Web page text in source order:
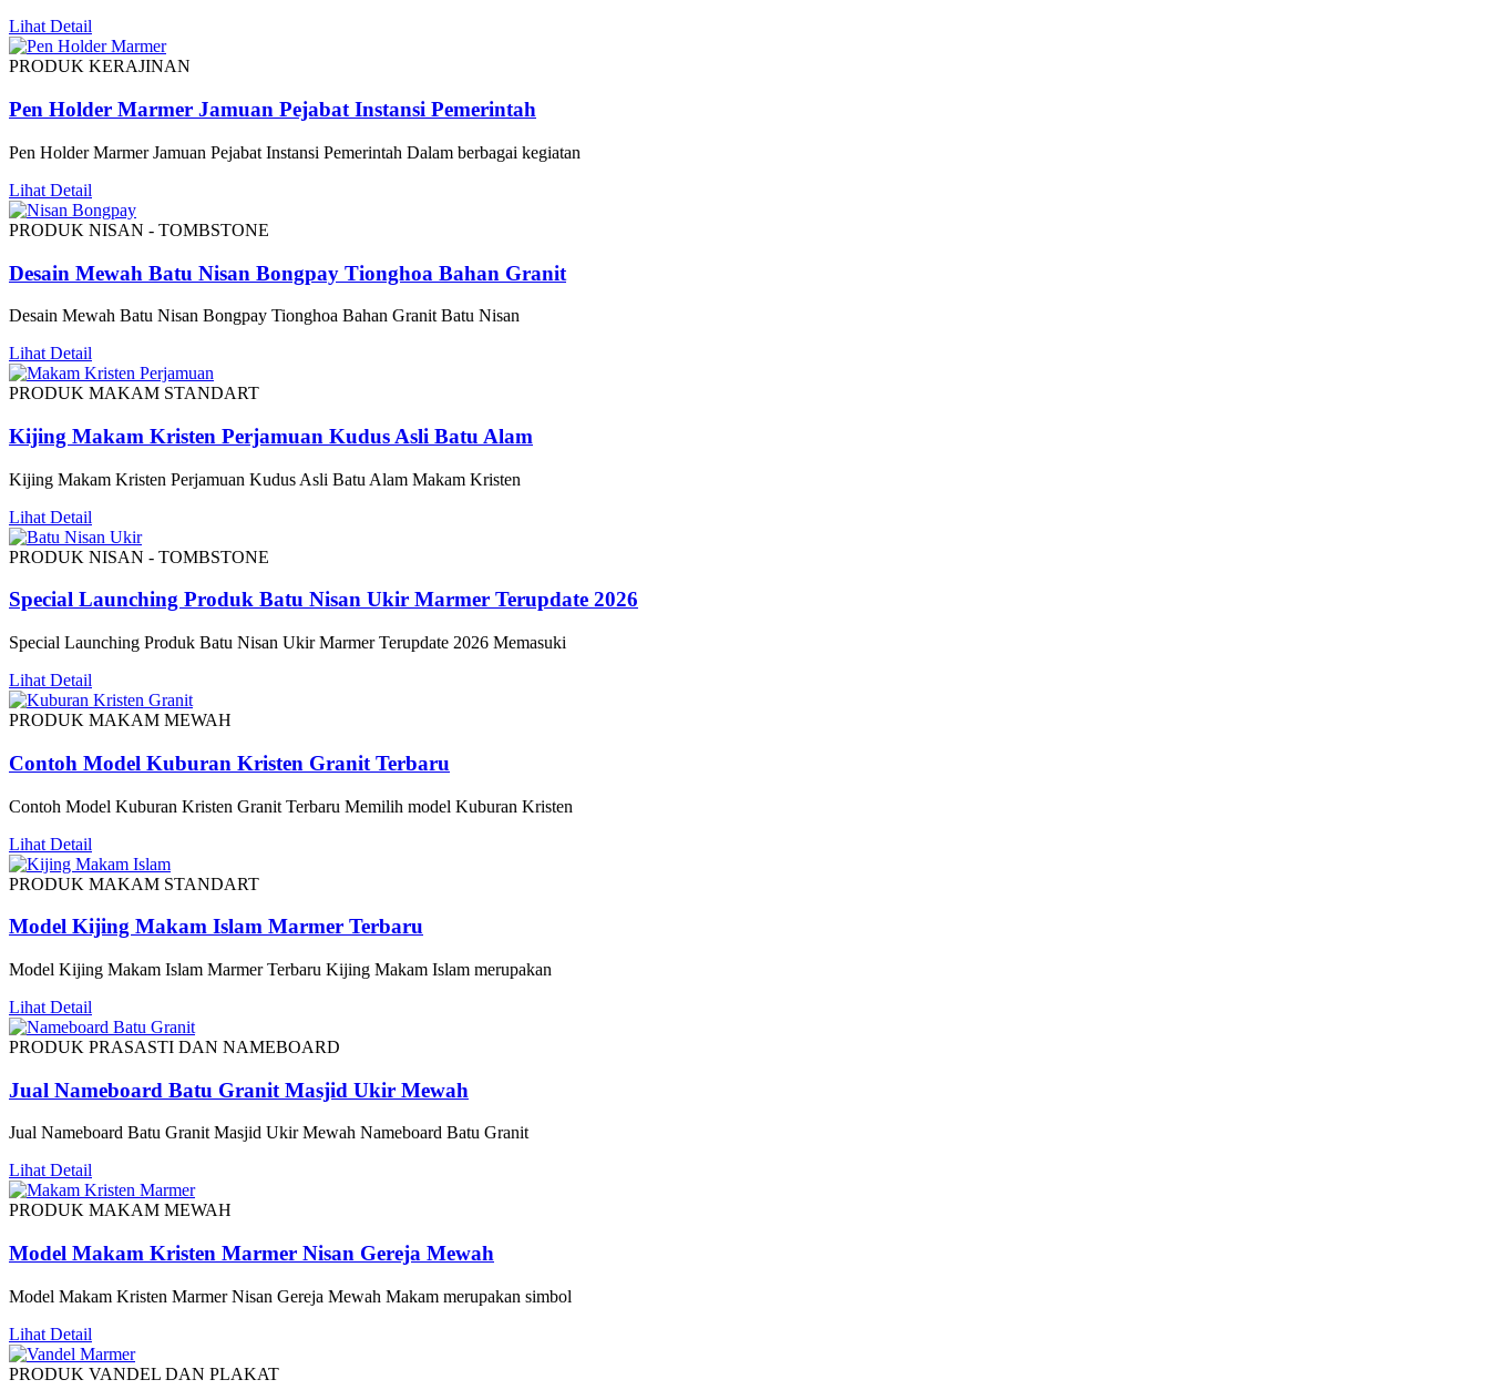
Lihat Detail
PRODUK KERAJINAN
Pen Holder Marmer Jamuan Pejabat Instansi Pemerintah
Pen Holder Marmer Jamuan Pejabat Instansi Pemerintah Dalam berbagai kegiatan
Lihat Detail
PRODUK NISAN - TOMBSTONE
Desain Mewah Batu Nisan Bongpay Tionghoa Bahan Granit
Desain Mewah Batu Nisan Bongpay Tionghoa Bahan Granit Batu Nisan
Lihat Detail
PRODUK MAKAM STANDART
Kijing Makam Kristen Perjamuan Kudus Asli Batu Alam
Kijing Makam Kristen Perjamuan Kudus Asli Batu Alam Makam Kristen
Lihat Detail
PRODUK NISAN - TOMBSTONE
Special Launching Produk Batu Nisan Ukir Marmer Terupdate 2026
Special Launching Produk Batu Nisan Ukir Marmer Terupdate 2026 Memasuki
Lihat Detail
PRODUK MAKAM MEWAH
Contoh Model Kuburan Kristen Granit Terbaru
Contoh Model Kuburan Kristen Granit Terbaru Memilih model Kuburan Kristen
Lihat Detail
PRODUK MAKAM STANDART
Model Kijing Makam Islam Marmer Terbaru
Model Kijing Makam Islam Marmer Terbaru Kijing Makam Islam merupakan
Lihat Detail
PRODUK PRASASTI DAN NAMEBOARD
Jual Nameboard Batu Granit Masjid Ukir Mewah
Jual Nameboard Batu Granit Masjid Ukir Mewah Nameboard Batu Granit
Lihat Detail
PRODUK MAKAM MEWAH
Model Makam Kristen Marmer Nisan Gereja Mewah
Model Makam Kristen Marmer Nisan Gereja Mewah Makam merupakan simbol
Lihat Detail
PRODUK VANDEL DAN PLAKAT